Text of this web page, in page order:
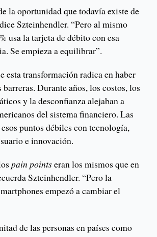
la oportunidad que todavía existe de
Szteinhendler. “Pero al mismo
usa la tarjeta de débito con esa
Se empieza a equilibrar”.
esta transformación radica en haber
Durante años, los costos, los
y la desconfianza alejaban a
del sistema financiero. Las
puntos débiles con tecnología,
e innovación.
pain pointseran los mismos que en
Szteinhendler. “Pero la
empezó a cambiar el
de las personas en países como